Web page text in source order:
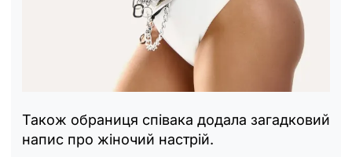
Також обраниця співака додала загадковий
напис про жіночий настрій.